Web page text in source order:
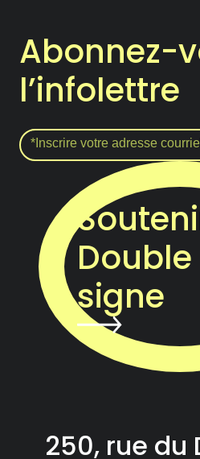
Abonnez-
l’infolettre
Double
signe
250, rue du